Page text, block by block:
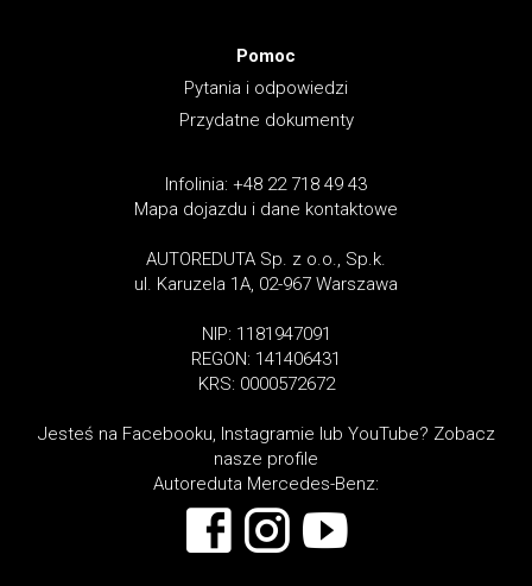
Pomoc
Pytania i odpowiedzi
Przydatne dokumenty
Infolinia: +48 22 718 49 43
Mapa dojazdu i dane kontaktowe
AUTOREDUTA Sp. z o.o., Sp.k.
ul. Karuzela 1A, 02-967 Warszawa
NIP: 1181947091
REGON: 141406431
KRS: 0000572672
Jesteś na Facebooku, Instagramie lub YouTube? Zobacz
nasze profile
Autoreduta Mercedes-Benz: